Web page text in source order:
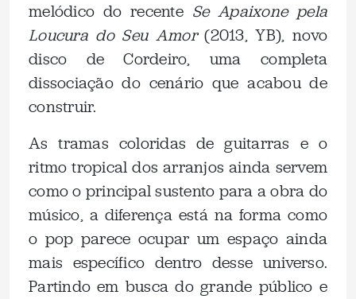
melódico do recente Se Apaixone pela
Loucura do Seu Amor(2013, YB), novo
disco de Cordeiro, uma completa
dissociação do cenário que acabou de
construir.
As tramas coloridas de guitarras e o
ritmo tropical dos arranjos ainda servem
como o principal sustento para a obra do
músico, a diferença está na forma como
o pop parece ocupar um espaço ainda
mais específico dentro desse universo.
Partindo em busca do grande público e